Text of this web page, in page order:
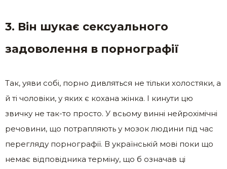
3. Він шукає сексуального
задоволення в порнографії
Так, уяви собі, порно дивляться не тільки холостяки, а
й ті чоловіки, у яких є кохана жінка. І кинути цю
звичку не так-то просто. У всьому винні нейрохімічні
речовини, що потрапляють у мозок людини під час
перегляду порнографії. В українській мові поки що
немає відповідника терміну, що б означав ці